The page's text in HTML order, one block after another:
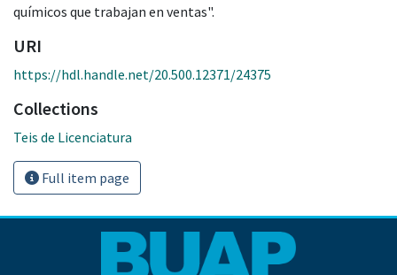
químicos que trabajan en ventas".
URI
https://hdl.handle.net/20.500.12371/24375
Collections
Teis de Licenciatura
Full item page